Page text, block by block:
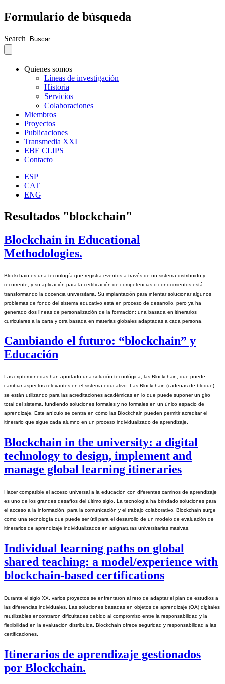
Formulario de búsqueda
Search
Quienes somos
Líneas de investigación
Historia
Servicios
Colaboraciones
Miembros
Proyectos
Publicaciones
Transmedia XXI
EBE CLIPS
Contacto
ESP
CAT
ENG
Resultados "blockchain"
Blockchain in Educational
Methodologies.
Blockchain es una tecnología que registra eventos a través de un sistema distribuido y
recurrente, y su aplicación para la certificación de competencias o conocimientos está
transformando la docencia universitaria. Su implantación para intentar solucionar algunos
problemas de fondo del sistema educativo está en proceso de desarrollo, pero ya ha
generado dos líneas de personalización de la formación: una basada en itinerarios
curriculares a la carta y otra basada en materias globales adaptadas a cada persona.
Cambiando el futuro: “blockchain” y
Educación
Las criptomonedas han aportado una solución tecnológica, las Blockchain, que puede
cambiar aspectos relevantes en el sistema educativo. Las Blockchain (cadenas de bloque)
se están utilizando para las acreditaciones académicas en lo que puede suponer un giro
total del sistema, fundiendo soluciones formales y no formales en un único espacio de
aprendizaje. Este artículo se centra en cómo las Blockchain pueden permitir acreditar el
itinerario que sigue cada alumno en un proceso individualizado de aprendizaje.
Blockchain in the university: a digital
technology to design, implement and
manage global learning itineraries
Hacer compatible el acceso universal a la educación con diferentes caminos de aprendizaje
es uno de los grandes desafíos del último siglo. La tecnología ha brindado soluciones para
el acceso a la información, para la comunicación y el trabajo colaborativo. Blockchain surge
como una tecnología que puede ser útil para el desarrollo de un modelo de evaluación de
itinerarios de aprendizaje individualizados en asignaturas universitarias masivas.
Individual learning paths on global
shared teaching: a model/experience with
blockchain-based certifications
Durante el siglo XX, varios proyectos se enfrentaron al reto de adaptar el plan de estudios a
las diferencias individuales. Las soluciones basadas en objetos de aprendizaje (OA) digitales
reutilizables encontraron dificultades debido al compromiso entre la responsabilidad y la
flexibilidad en la evaluación distribuida. Blockchain ofrece seguridad y responsabilidad a las
certificaciones.
Itinerarios de aprendizaje gestionados
por Blockchain.